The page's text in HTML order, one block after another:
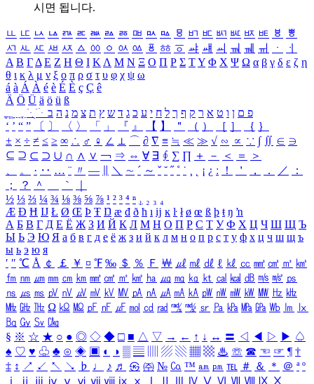
시면 됩니다.
ㅥ ㅦ ㅧ ㅨ ㅩ ㅪ ㅫ ㅬ ㅭ ㅮ ㅯ ㅰ ㅱ ㅲ ㅳ ㅴ ㅵ ㅶ ㅷ ㅸ
ㅹ
ㅺ ㅻ ㅼ ㅽ ㅾ ㅿ ㆀ ㆁ ㆂ ㆃ ㆄ ㆅ ㆆ ㆇ ㆈ ㆉ ㆊ ㆋ ㆌ ㆍ
ㆎ
Α Β ΓΔ Ε Ζ Η Θ Ι ΚΛ Μ Ν Ξ Ο Π Ρ Σ ΤΥ Φ Χ Ψ Ω α β γ δ ε ζ η
θ ι κ λ μ ν ξ ο π ρ σ τ υ φ χ ψ ω
á à Á À é è É È ç Ç ê
Ä Ö Ü ä ö ü ß
ִֶֹ ֻּ ׁׂ פ ם ן ו ט א ר ק ף ך ל ח י ע כ ג ד ש ץ ת צ מ נ ה ב
‘ ’ “ ” 〔 〕 〈 〉 「 」 『 』 【 】 ＂ （ ） ［ ］ ｛ ｝
± × ÷ ≠ ≤ ≥ ∞ ∴ ♂ ♀ ∠ ⊥ ⌒ ∂ ∇ ≡ ≒ ≪ ≫ √ ∽ ∝ ∵ ∫ ∬ ∈ ∋
⊆ ⊇ ⊂ ⊃ ∪ ∩ ∧ ∨ ￢ ⇒ ⇔ ∀ ∃ ∮ ∑ ∏ ＋ － ＜ ＝
＞
、
。 · ‥ … ¨ 〃 ― ＼ ∼ ´ ～ ˇ ˘ ˝ ˚ ˙ ¸ ¡ ¿ ː ！ ＇ ， ． ／
：
；
？ ＾ ｀
½ ⅓ ⅔ ¼ ¾ ⅛ ⅜ ⅝ ⅞ ¹ ² ³ ⁴ ⁿ ₁ ₂ ₃ ₄
Æ Ð Ħ Ĳ Ł Ø Œ Þ Ŧ Ŋ æ đ ð ħ ı ĳ ĸ ŀ ł ø œ ß þ ŧ ŋ ŉ
А Б В Г Д Е Ё Ж З И Й К Л М Н О П Р С Т У Ф Х Ц Ч Ш Щ Ъ
Ы Ь Э Ю Я а б в г д е ё ж з и й к л м н о п р с т у ф х ц ч ш щ ъ
ы ь э ю я
′ ″ ℃ Å ￠ ￡ ￥ ¤ ℉ ‰ ＄ ％ Ｆ ￦ ㎕ ㎖ ㎗ ℓ ㎘ ㏄ ㎣ ㎤ ㎥ ㎦
㎙ ㎚ ㎛ ㎜ ㎝ ㎞ ㎟ ㎠ ㎡ ㎢ ㏊ ㎍ ㎎ ㎏ ㏏ ㎈ ㎉ ㏈ ㎧ ㎨ ㎰
㎱ ㎲ ㎳ ㎴ ㎵ ㎶ ㎷ ㎸ ㎹ ㎀ ㎁ ㎂ ㎃ ㎄ ㎺ ㎻ ㎽ ㎾ ㎿ ㎐ ㎑
㎒ ㎓ ㎔ Ω ㏀ ㏁ ㎊ ㎋ ㎌ ㏖ ㏅ ㎭ ㎮ ㎯ ㏛ ㎩ ㎪ ㎫ ㎬ ㏝ ㏐
㏓
㏃ ㏉ ㏜ ㏆
§ ※ ☆ ★ ○ ● ◎ ◇ ◆ □ ■ △ ▽ → ← ↑ ↓ ↔ 〓 ◁ ◀ ▷ ▶ ♤
♠ ♡ ♥ ♧ ♣ ⊙ ◈ ▣ ◐ ◑ ▒ ▤ ▨ ▧ ▦ ▩ ♨ ☏ ☎ ☜ ☞ ¶ †
‡ ↕ ↗ ↙ ↖ ↘ ♭ ♩ ♪ ♬ ㉿ ㈜ № ㏇ ™ ㏂ ㏘ ℡ ＃ ＆ ＊ ＠ ª º
ⅰ
ⅱ ⅲ ⅳ ⅴ ⅵ ⅶ ⅷ ⅸ ⅹ Ⅳ Ⅴ Ⅵ Ⅶ Ⅷ Ⅸ Ⅹ